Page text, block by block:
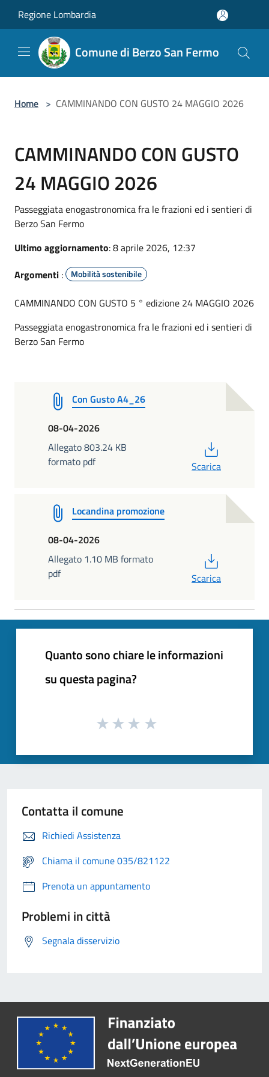
Regione Lombardia
Comune di Berzo San Fermo
Home > CAMMINANDO CON GUSTO 24 MAGGIO 2026
CAMMINANDO CON GUSTO
24 MAGGIO 2026
Passeggiata enogastronomica fra le frazioni ed i sentieri di
Berzo San Fermo
Ultimo aggiornamento: 8 aprile 2026, 12:37
Argomenti : Mobilità sostenibile
CAMMINANDO CON GUSTO 5 ° edizione 24 MAGGIO 2026
Passeggiata enogastronomica fra le frazioni ed i sentieri di
Berzo San Fermo
Con Gusto A4_26
08-04-2026
Allegato 803.24 KB
formato pdf
Scarica
Locandina promozione
08-04-2026
Allegato 1.10 MB formato
pdf
Scarica
Quanto sono chiare le informazioni
su questa pagina?
Contatta il comune
Richiedi Assistenza
Chiama il comune 035/821122
Prenota un appuntamento
Problemi in città
Segnala disservizio